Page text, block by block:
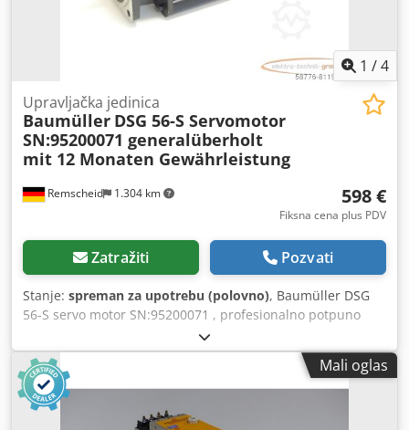
1 /4
Remscheid 1.304 km
Upravljačka jedinica
Baumüller DSG 56-S Servomotor
SN:95200071 generalüberholt
mit 12 Monaten Gewährleistung
598 €
Fiksna cena plus PDV
Zatražiti Pozvati
Stanje: spreman za upotrebu (polovno), Baumüller DSG
56-S servo motor SN:95200071 , profesionalno potpuno
remontovan i testiran sa 12 meseci garancije, 100%
funkcionalan, obim isporuke prema
fotografijama,Dogovoreni popusti na prodaju ne važe za
ovaj članak. Molimo Vas da pitate za cenu posebno!
Dcsdpfx Aei D E D Dsgqsk
Mali oglas